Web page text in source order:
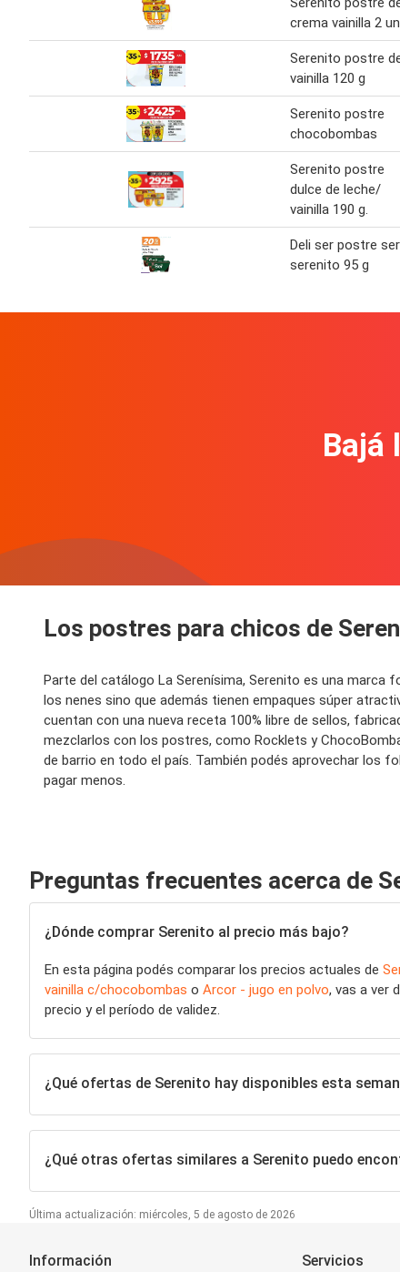
crema vainilla 2 un
Serenito postre
vainilla 120 g
Serenito postre
chocobombas
Serenito postre
dulce de leche/
vainilla 190 g.
Deli ser postre
serenito 95 g
Bajá
Los postres para chicos de
Parte del catálogo La Serenísima, Serenito es una marca
los nenes sino que además tienen empaques súper
cuentan con una nueva receta 100% libre de sellos,
mezclarlos con los postres, como Rocklets y
de barrio en todo el país. También podés aprovechar los
pagar menos.
Preguntas frecuentes acerca de
¿Dónde comprar Serenito al precio más bajo?
En esta página podés comparar los precios actuales de
vainilla c/chocobombas o Arcor - jugo en polvo, vas a ver
precio y el período de validez.
¿Qué ofertas de Serenito hay disponibles esta
¿Qué otras ofertas similares a Serenito puedo
Última actualización: miércoles, 5 de agosto de 2026
Información Servicios